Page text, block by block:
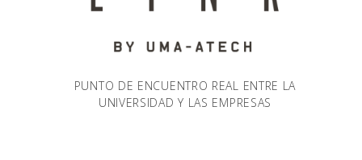
PUNTO DE ENCUENTRO REAL ENTRE LA
UNIVERSIDAD Y LAS EMPRESAS